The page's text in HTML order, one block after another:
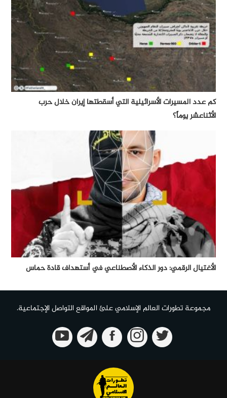
كم عدد المسيرات الأسرائيلية التي أسقطتها إيران خلال حرب
الأثناعشر يوماً؟
الأغتيال الرقمي: دور الذكاء الأصطناعي في أستهداف قادة حماس
مجموعة تطورات العالم الإسلامي علئ المواقع التواصل الإجتماعية.